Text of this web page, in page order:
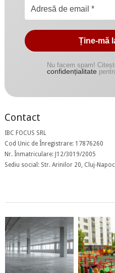
Nu facem spam!
confidențialitate
Contact
IBC FOCUS SRL
Cod Unic de Înregistrare: 17876260
Nr. Înmatriculare: J12/3019/2005
Sediu social: Str. Arinilor 20, Cluj-